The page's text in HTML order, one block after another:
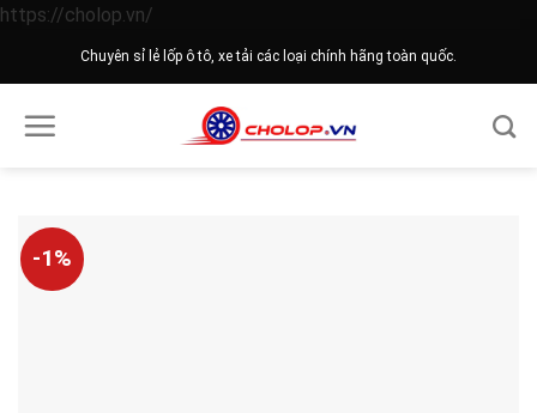
https://cholop.vn/
to
Chuyên sỉ lẻ lốp ô tô, xe tải các loại chính hãng toàn quốc.
-1%